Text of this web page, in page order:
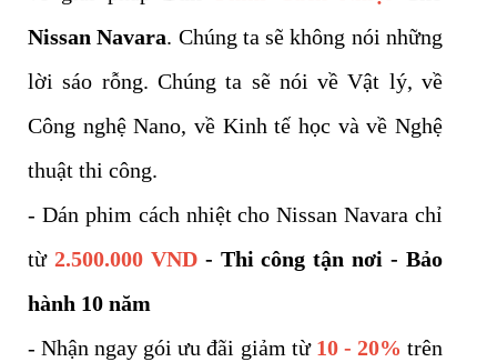
Nissan Navara. Chúng ta sẽ không nói những
lời sáo rỗng. Chúng ta sẽ nói về Vật lý, về
Công nghệ Nano, về Kinh tế học và về Nghệ
thuật thi công.
- Dán phim cách nhiệt cho Nissan Navara chỉ
từ 2.500.000 VND- Thi công tận nơi - Bảo
hành 10 năm
- Nhận ngay gói ưu đãi giảm từ 10 - 20% trên